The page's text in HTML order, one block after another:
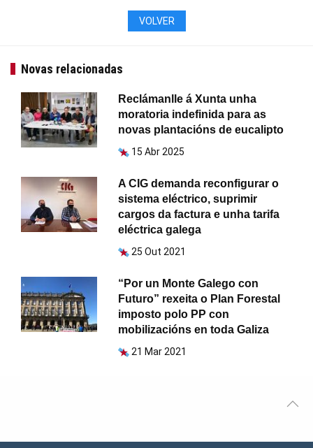
VOLVER
Novas relacionadas
Reclámanlle á Xunta unha
moratoria indefinida para as
novas plantacións de eucalipto
15 Abr 2025
A CIG demanda reconfigurar o
sistema eléctrico, suprimir
cargos da factura e unha tarifa
eléctrica galega
25 Out 2021
“Por un Monte Galego con
Futuro” rexeita o Plan Forestal
imposto polo PP con
mobilizacións en toda Galiza
21 Mar 2021